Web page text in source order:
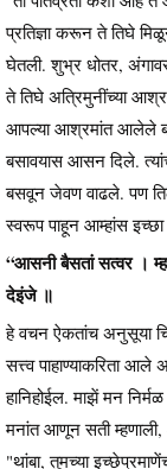
प्रतिज्ञा करून ते तिघे
घेतली. शुभ्र धोतर,
ते तिघे अत्रिमुनींच्या
आपल्या आश्रमांत आलेले
बसावयास आसन दिले.
बसवून जेवण वाढले. पण
स्वरूप पाहून आम्हांस
“आसनी बैसतां सत्वर ।
देइंजे ॥
हे वचन ऐकतांच अनुसूया
सत्त्व पाहाण्याकरिता आले
हानिहोईल. माझें मन
मनांत आणून सती
"थांबा, तुमच्या